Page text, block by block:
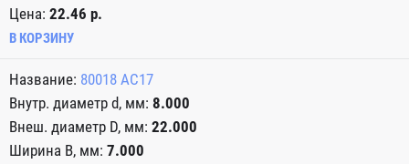
Цена: 22.46 р.
В КОРЗИНУ
80018 АС17
8.000
22.000
7.000